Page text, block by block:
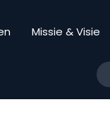
Missie & Visie